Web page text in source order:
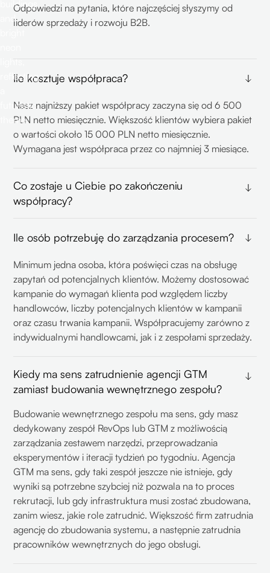
Odpowiedzi na pytania, które najczęściej słyszymy od
liderów sprzedaży i rozwoju B2B.
Ile kosztuje współpraca?
Nasz najniższy pakiet współpracy zaczyna się od 6 500
PLN netto miesięcznie. Większość klientów wybiera pakiet
o wartości około 15 000 PLN netto miesięcznie.
Wymagana jest współpraca przez co najmniej 3 miesiące.
Co zostaje u Ciebie po zakończeniu
współpracy?
kontach, więc cała praca zostaje u Ciebie. Zachowujesz:
strategię outboundową; każdy raport z kampanii oraz
wyniki poszczególnych kampanii. Jeśli wybierzesz
dedykowany build, systemy, które ustawiamy w Twoim
Clay, też zostają u Ciebie - łącznie z sekwencjami, logiką
kwalifikacji i scoringiem.
Ile osób potrzebuję do zarządzania procesem?
Minimum jedna osoba, która poświęci czas na obsługę
zapytań od potencjalnych klientów. Możemy dostosować
kampanie do wymagań klienta pod względem liczby
handlowców, liczby potencjalnych klientów w kampanii
oraz czasu trwania kampanii. Współpracujemy zarówno z
indywidualnymi handlowcami, jak i z zespołami sprzedaży.
Kiedy ma sens zatrudnienie agencji GTM
zamiast budowania wewnętrznego zespołu?
Budowanie wewnętrznego zespołu ma sens, gdy masz
dedykowany zespół RevOps lub GTM z możliwością
zarządzania zestawem narzędzi, przeprowadzania
eksperymentów i iteracji tydzień po tygodniu. Agencja
GTM ma sens, gdy taki zespół jeszcze nie istnieje, gdy
wyniki są potrzebne szybciej niż pozwala na to proces
rekrutacji, lub gdy infrastruktura musi zostać zbudowana,
zanim wiesz, jakie role zatrudnić. Większość firm zatrudnia
agencję do zbudowania systemu, a następnie zatrudnia
pracowników wewnętrznych do jego obsługi.